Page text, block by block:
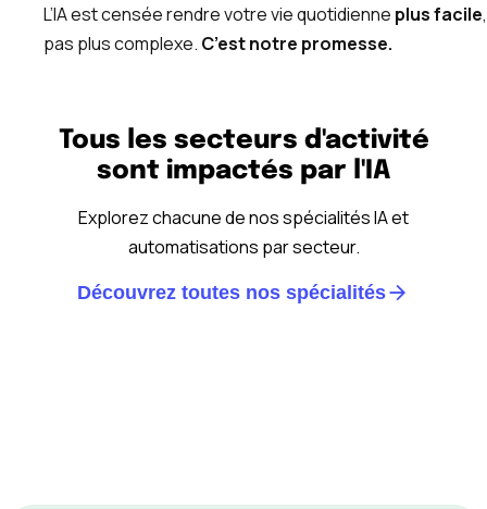
L’IA est censée rendre votre vie quotidienne plus facile,
pas plus complexe. C’est notre promesse.
Tous les secteurs d'activité
sont impactés par l'IA
Explorez chacune de nos spécialités IA et
automatisations par secteur.
Découvrez toutes nos spécialités